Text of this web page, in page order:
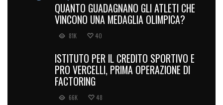
QUANTO GUADAGNANO GLI ATLETI CHE
VINCONO UNA MEDAGLIA OLIMPICA?
81K 40
ISTITUTO PER IL CREDITO SPORTIVO E
PRO VERCELLI, PRIMA OPERAZIONE DI
FACTORING
66K 48